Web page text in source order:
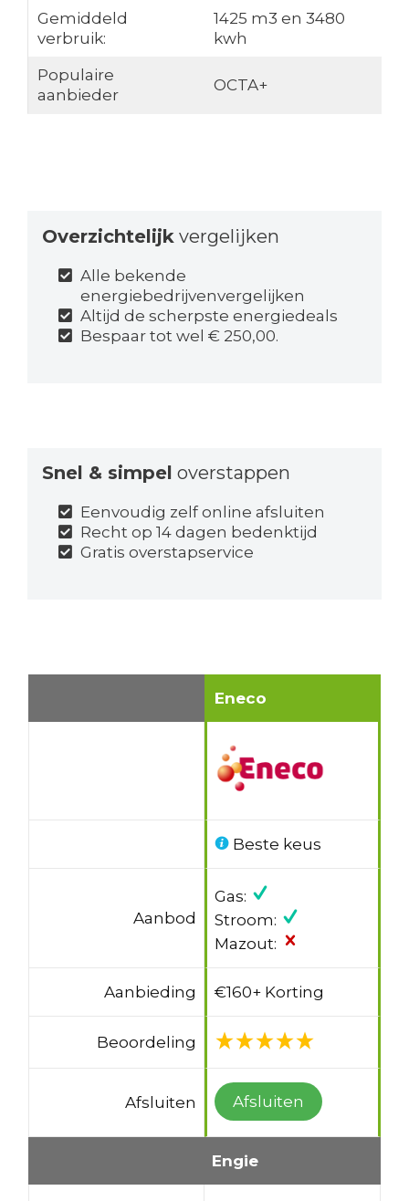
Gemiddeld
verbruik:
1425 m3 en 3480
kwh
Populaire
aanbieder
OCTA+
Overzichtelijk vergelijken
Alle bekende
energiebedrijvenvergelijken
Altijd de scherpste energiedeals
Bespaar tot wel € 250,00.
Snel & simpel overstappen
Eenvoudig zelf online afsluiten
Recht op 14 dagen bedenktijd
Gratis overstapservice
Eneco
Beste keus
Aanbod
Gas:
Stroom:
Mazout:
Aanbieding €160+ Korting
Beoordeling
Afsluiten Afsluiten
Engie